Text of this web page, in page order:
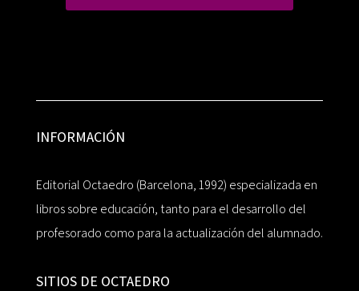
INFORMACIÓN
Editorial Octaedro (Barcelona, 1992) especializada en
libros sobre educación, tanto para el desarrollo del
profesorado como para la actualización del alumnado.
SITIOS DE OCTAEDRO